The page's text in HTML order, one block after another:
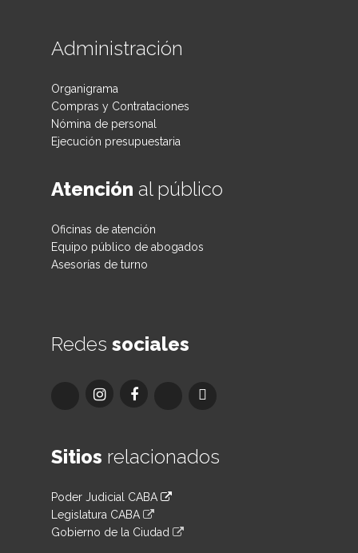
Administración
Organigrama
Compras y Contrataciones
Nómina de personal
Ejecución presupuestaria
Atención al público
Oficinas de atención
Equipo público de abogados
Asesorías de turno
Redes sociales
Sitios relacionados
Poder Judicial CABA
Legislatura CABA
Gobierno de la Ciudad